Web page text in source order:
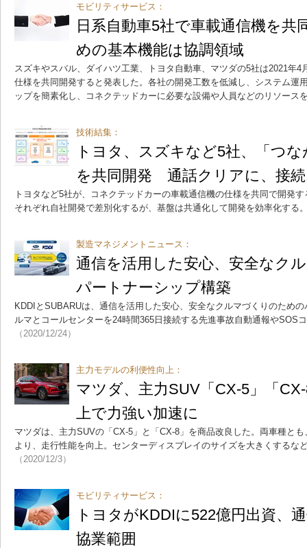
モビリティサービス：
日系自動車5社で車載通信機を共
めの基本機能は協調領域
スズキやスバル、ダイハツ工業、トヨタ自動車、マツダの5社は2021年4
仕様を共同開発すると発表した。各社の開発工数を低減し、システム運
ップを簡素化し、コネクテッドカーに必要な設備や人員などのリソース
技術結集：
トヨタ、スズキなど5社、「つ
を共同開発 通話クリアに、接
トヨタなど5社が、コネクテッドカーの車載通信機の仕様を共同で開発
それぞれ自社開発で差別化するが、基盤は共通化して開発を効率化する
製造マネジメントニュース：
通信を活用した安心、安全なク
パートナーシップ構築
KDDIとSUBARUは、通信を活用した安心、安全なクルマづくりのため
ルマとコールセンターを24時間365日接続する先進事故自動通報やSOS
（2020/12/24）
主力モデルの利便性向上：
マツダ、主力SUV「CX-5」「
上で力強い加速に
マツダは、主力SUVの「CX-5」と「CX-8」を商品改良した。両車種と
より、走行性能を向上。センターディスプレイのサイズを大きくするな
（2020/12/3）
モビリティサービス：
トヨタがKDDIに522億円出資、
協業範囲